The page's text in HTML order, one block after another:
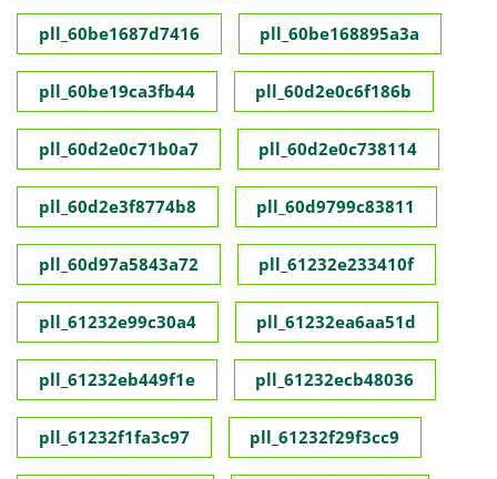
pll_60be1687d7416 pll_60be168895a3a
pll_60be19ca3fb44 pll_60d2e0c6f186b
pll_60d2e0c71b0a7 pll_60d2e0c738114
pll_60d2e3f8774b8 pll_60d9799c83811
pll_60d97a5843a72 pll_61232e233410f
pll_61232e99c30a4 pll_61232ea6aa51d
pll_61232eb449f1e pll_61232ecb48036
pll_61232f1fa3c97 pll_61232f29f3cc9